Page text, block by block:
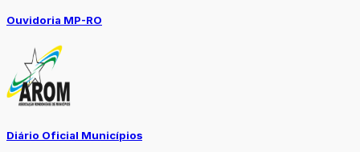
Ouvidoria MP-RO
Diário Oficial Municípios